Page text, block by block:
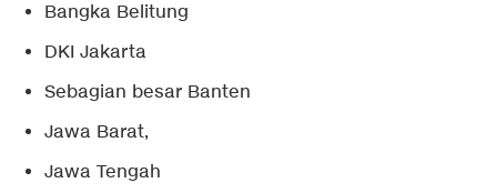
Bangka Belitung
DKI Jakarta
Sebagian besar Banten
Jawa Barat,
Jawa Tengah